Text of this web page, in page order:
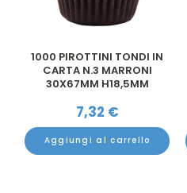
1000 PIROTTINI TONDI IN
CARTA N.3 MARRONI
30X67MM H18,5MM
7,32 €
Aggiungi al carrello